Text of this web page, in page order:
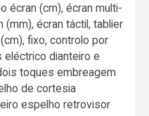
écran (cm), écran multi-
écran táctil, tablier
fixo, controlo por
eléctrico dianteiro e
toques embreagem
de cortesia
espelho retrovisor